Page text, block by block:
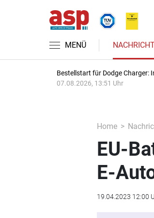
MENÜ
Bestellstart für Dodge Charger:
07.08.2026, 13:51 Uhr
Home
EU-
E-
19.04.2023 12:00